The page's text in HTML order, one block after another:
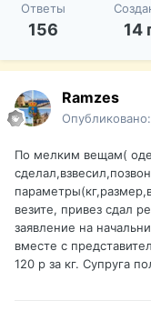
Ответы
156 14
Ramzes
Опубликовано:
По мелким вещам(
везите, привез сдал
заявление на
вместе с
120 р за кг. Супруга